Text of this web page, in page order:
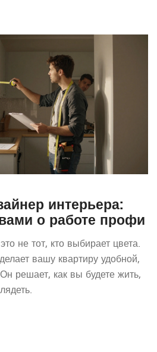
интерьера:
о работе профи
не тот, кто выбирает цвета.
вашу квартиру удобной,
решает, как вы будете жить,